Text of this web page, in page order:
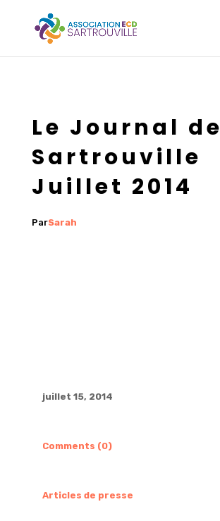
Le Journal de
Sartrouville
Juillet 2014
ParSarah
juillet 15, 2014
Comments (0)
Articles de presse